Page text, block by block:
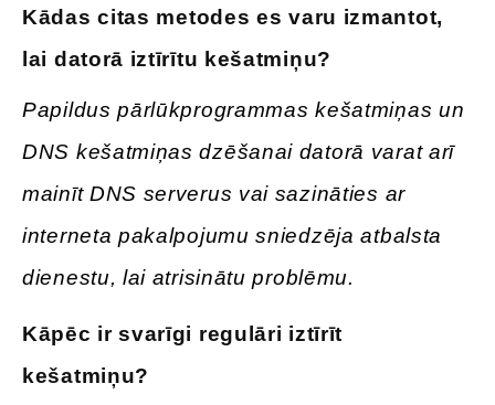
Kādascitas metodes es varu izmantot,
lai datorā iztīrītu kešatmiņu?
Papildus pārlūkprogrammas kešatmiņas un
DNS kešatmiņas dzēšanai datorā varat arī
mainīt DNS serverus vai sazināties ar
interneta pakalpojumu sniedzēja atbalsta
dienestu, lai atrisinātu problēmu.
Kāpēc ir svarīgi regulāri iztīrīt
kešatmiņu?